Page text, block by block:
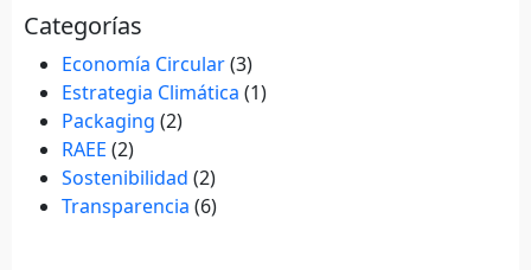
Categorías
Economía Circular(3)
Estrategia Climática (1)
Packaging (2)
RAEE (2)
Sostenibilidad (2)
Transparencia (6)